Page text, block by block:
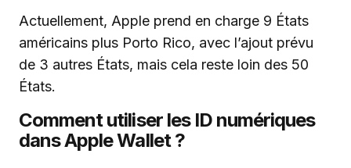
Actuellement, Apple prend en charge 9 États
américains plus Porto Rico, avec l’ajout prévu
de 3 autres États, mais cela reste loin des 50
États.
Comment utiliser les ID numériques
dans Apple Wallet ?